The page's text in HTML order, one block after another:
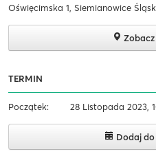
Oświęcimska 1, Siemianowice
TERMIN
Początek: 28 Listopada 2023,
Dodaj